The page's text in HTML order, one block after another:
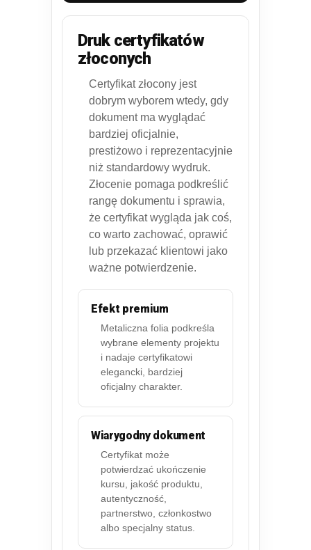
Druk certyfikatów
złoconych
Certyfikat złocony jest
dobrym wyborem wtedy, gdy
dokument ma wyglądać
bardziej oficjalnie,
prestiżowo i reprezentacyjnie
niż standardowy wydruk.
Złocenie pomaga podkreślić
rangę dokumentu i sprawia,
że certyfikat wygląda jak coś,
co warto zachować, oprawić
lub przekazać klientowi jako
ważne potwierdzenie.
Efekt premium
Metaliczna folia podkreśla
wybrane elementy projektu
i nadaje certyfikatowi
elegancki, bardziej
oficjalny charakter.
Wiarygodny dokument
Certyfikat może
potwierdzać ukończenie
kursu, jakość produktu,
autentyczność,
partnerstwo, członkostwo
albo specjalny status.